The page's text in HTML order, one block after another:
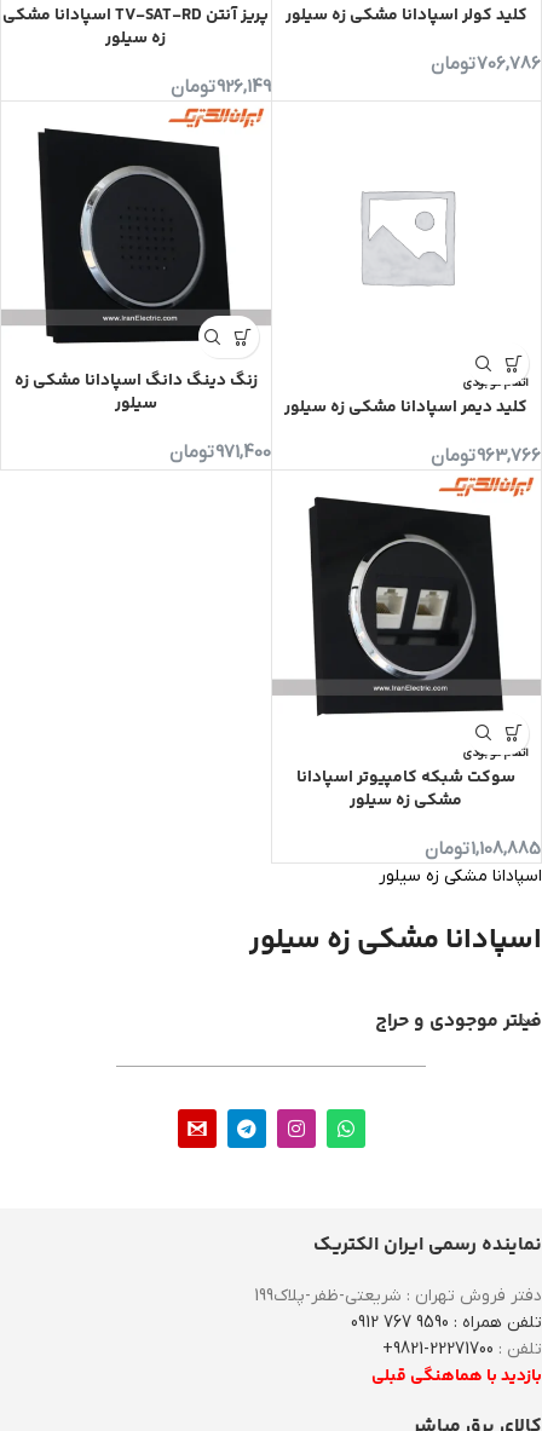
فیلتر موجودی و حراج
کلید کولر اسپادانا مشکی زه سیلور
706,786تومان
پریز آنتن TV-SAT-RD اسپادانا مشکی
زه سیلور
926,149تومان
اتمام موجودی
کلید دیمر اسپادانا مشکی زه سیلور
963,766تومان
زنگ دینگ دانگ اسپادانا مشکی زه
سیلور
971,400تومان
اتمام موجودی
سوکت شبکه کامپیوتر اسپادانا
مشکی زه سیلور
1,108,885تومان
اسپادانا مشکی زه سیلور
اسپادانا مشکی زه سیلور
نماینده رسمی ایران الکتریک
دفتر فروش تهران : شریعتی-ظفر-پلاک199
تلفن همراه : 9590 767 0912
تلفن : 22271700-9821+
بازدید با هماهنگی قبلی